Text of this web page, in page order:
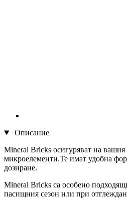
Описание
Mineral Bricks осигуряват на
микроелементи.Те имат удобна
дозиране.
Mineral Bricks са особено
пасищния сезон или при